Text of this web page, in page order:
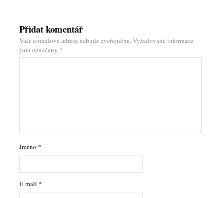
Přidat komentář
Vaše e-mailová adresa nebude zveřejněna.Vyžadované informace
jsou označeny *
Jméno *
E-mail *